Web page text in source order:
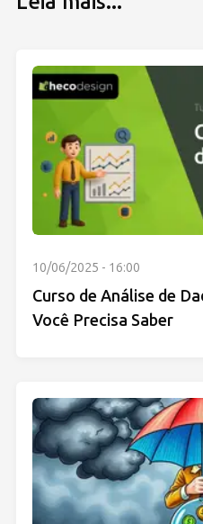
10/06/2025 - 16:00
Curso de Análise de
Você Precisa Saber